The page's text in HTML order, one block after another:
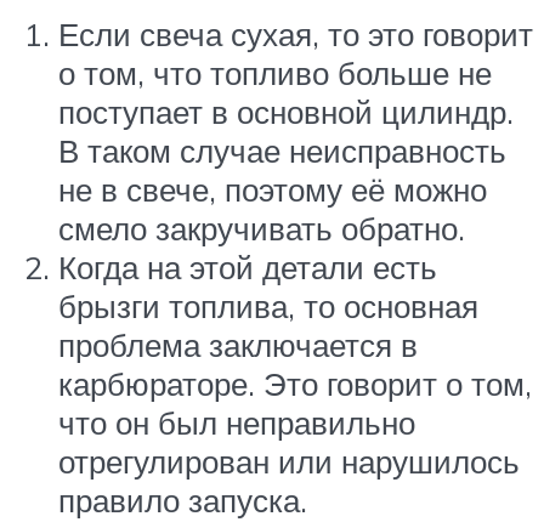
Если свеча сухая, то это говорит
о том, что топливо больше не
поступает в основной цилиндр.
В таком случае неисправность
не в свече, поэтому её можно
смело закручивать обратно.
Когда на этой детали есть
брызги топлива, то основная
проблема заключается в
карбюраторе. Это говорит о том,
что он был неправильно
отрегулирован или нарушилось
правило запуска.